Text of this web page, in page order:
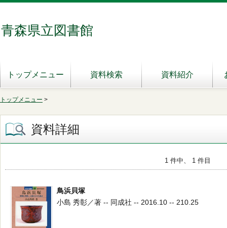
青森県立図書館
トップメニュー 資料検索 資料紹介
トップメニュー >
資料詳細
1 件中、 1 件目
鳥浜貝塚
小島 秀彰／著 -- 同成社 -- 2016.10 -- 210.25